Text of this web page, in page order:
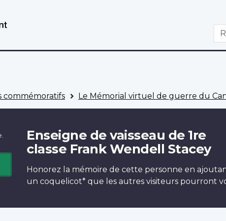
commémoratifs Le Mémorial virtuel de guerre du
Enseigne de vaisseau de 1re
classe Frank Wendell Stacey
Honorez la mémoire de cette personne en
un coquelicot* que les autres visiteurs pourront